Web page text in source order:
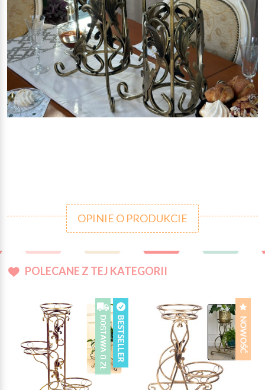
OPINIE O PRODUKCIE
POLECANE Z TEJ KATEGORII